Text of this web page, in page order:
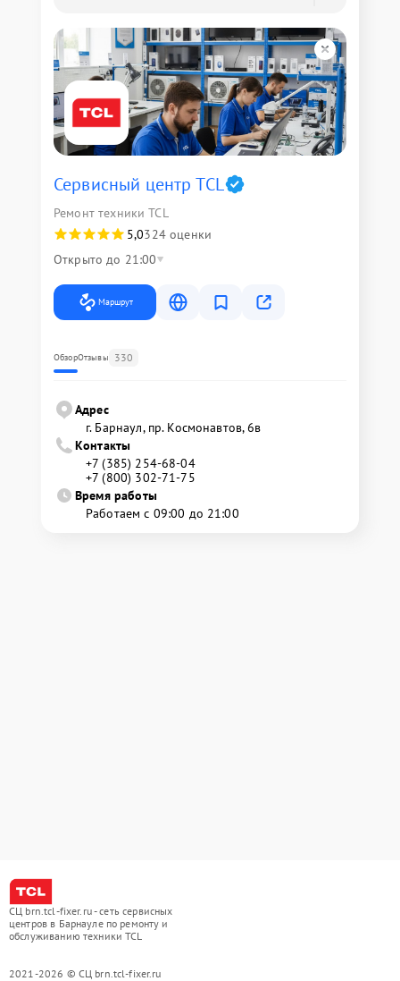
Сервисный центр TCL
Ремонт техники TCL
5,0324 оценки
Открыто до 21:00
Маршрут
ОбзорОтзывы 330
Адрес
г. Барнаул, ​пр. Космонавтов, 6в
Контакты
+7 (385) 254-68-04
+7 (800) 302-71-75
Время работы
Работаем с 09:00 до 21:00
СЦ brn.tcl-fixer.ru - сеть сервисных
центров в Барнауле по ремонту и
обслуживанию техники TCL
2021-2026 © СЦ brn.tcl-fixer.ru